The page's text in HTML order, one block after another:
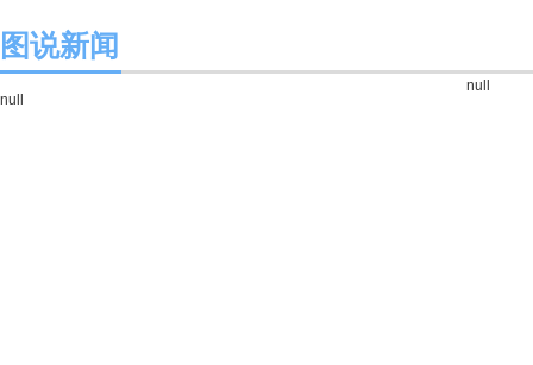
图说新闻
null
null